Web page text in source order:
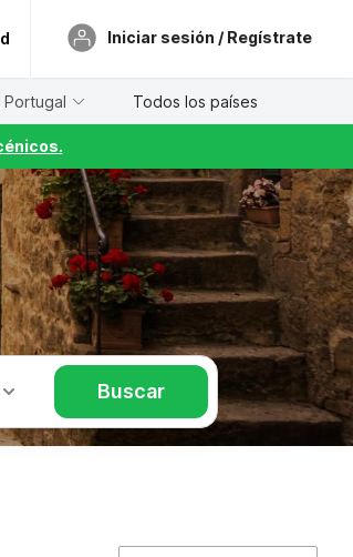
Iniciar sesión / Regístrate
Portugal Todos los países
Buscar